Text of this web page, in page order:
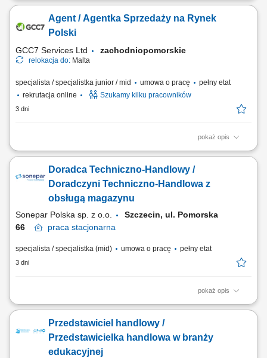
#experienceTTEC Our employees have spoken. Our purpose, team,
and company culture are amazing and our Great Place to Work®
Agent / Agentka Sprzedaży na Rynek
Polski
GCC7 Services Ltd zachodniopomorskie
relokacja do: Malta
specjalista / specjalistka junior / mid umowa o pracę
pełny etat
rekrutacja online
Szukamy kilku pracowników
3 dni
pokaż opis
ZAKRES OBOWIĄZKÓW: Aktywny kontakt telefoniczny z klientami
finansami, w tym szkoleń z zakresu edukacji finansowej; Budowanie
relacji i pozyskiwanie klientów dla naszych kluczowych Partnerów
Biznesowych. CZEGO WYMAGAMY: Chęć...
Doradca Techniczno-Handlowy /
Doradczyni Techniczno-Handlowa z
obsługą magazynu
Sonepar Polska sp. z o.o.
Szczecin, ul. Pomorska
66
praca stacjonarna
specjalista / specjalistka (mid) umowa o pracę pełny etat
3 dni
pokaż opis
Zadania: Przygotowywanie ofert handlowych dla klientów; Prowadzenie
Przedstawiciel handlowy /
Przedstawicielka handlowa w branży
edukacyjnej